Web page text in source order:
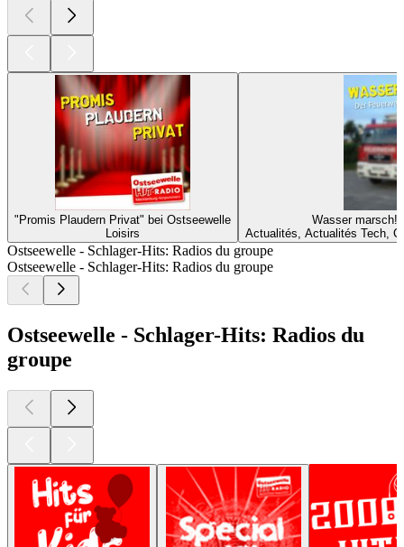
"Promis Plaudern Privat" bei Ostseewelle
Loisirs
Wasser marsch!
Actualités, Actualités Tech,
Ostseewelle - Schlager-Hits: Radios du groupe
Ostseewelle - Schlager-Hits: Radios du groupe
Ostseewelle - Schlager-Hits: Radios du
groupe